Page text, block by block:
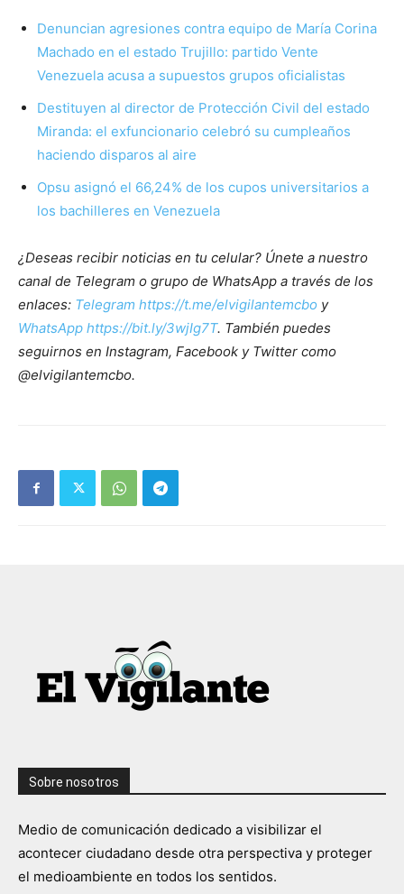
Denuncian agresiones contra equipo de María Corina
Machado en el estado Trujillo: partido Vente
Venezuela acusa a supuestos grupos oficialistas
Destituyen al director de Protección Civil del estado
Miranda: el exfuncionario celebró su cumpleaños
haciendo disparos al aire
Opsu asignó el 66,24% de los cupos universitarios a
los bachilleres en Venezuela
¿Deseas recibir noticias en tu celular? Únete a nuestro
canal de Telegram o grupo de WhatsApp a través de los
enlaces: Telegram https://t.me/elvigilantemcbo y
WhatsApp https://bit.ly/3wjIg7T. También puedes
seguirnos en Instagram, Facebook y Twitter como
@elvigilantemcbo.
Sobre nosotros
Medio de comunicación dedicado a visibilizar el
acontecer ciudadano desde otra perspectiva y proteger
el medioambiente en todos los sentidos.